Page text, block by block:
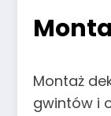
Montaż
gwintów i